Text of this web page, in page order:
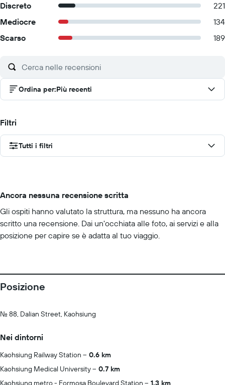
Discreto
221
Mediocre
134
Scarso
189
Ordina per:Più recenti
Filtri
Tutti i filtri
Ancora nessuna recensione scritta
Gli ospiti hanno valutato la struttura, ma nessuno ha ancora
scritto una recensione. Dai un'occhiata alle foto, ai servizi e alla
posizione per capire se è adatta al tuo viaggio.
Posizione
No. 88, Dalian Street, Kaohsiung
Nei dintorni
Kaohsiung Railway Station
0.6 km
Kaohsiung Medical University
0.7 km
Kaohsiung metro - Formosa Boulevard Station
1.3 km